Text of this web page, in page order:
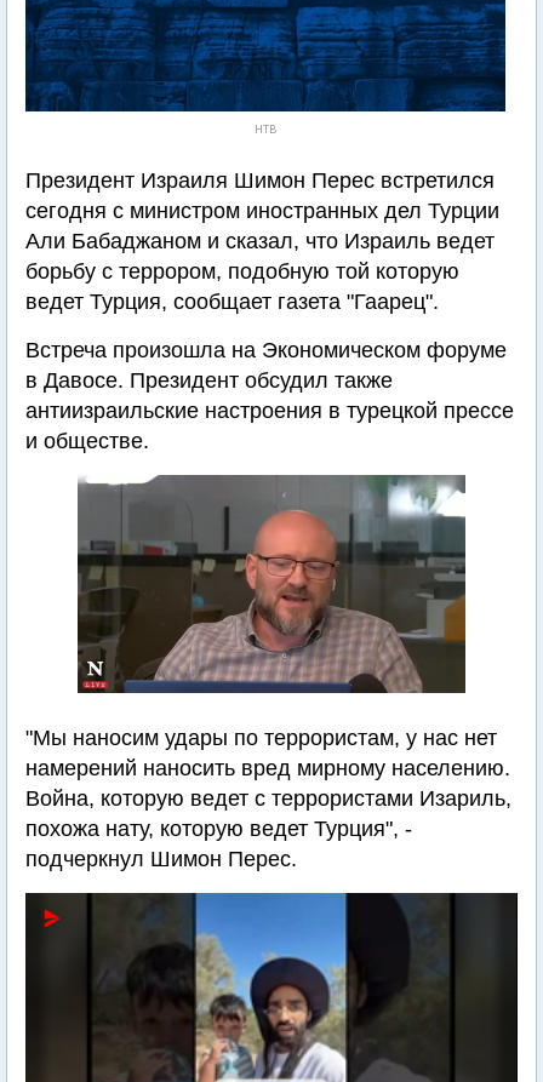
НТВ
Президент Израиля Шимон Перес встретился
сегодня с министром иностранных дел Турции
Али Бабаджаном и сказал, что Израиль ведет
борьбу с террором, подобную той которую
ведет Турция, сообщает газета "Гаарец".
Встреча произошла на Экономическом форуме
в Давосе. Президент обсудил также
антиизраильские настроения в турецкой прессе
и обществе.
"Мы наносим удары по террористам, у нас нет
намерений наносить вред мирному населению.
Война, которую ведет с террористами Изариль,
похожа нату, которую ведет Турция", -
подчеркнул Шимон Перес.